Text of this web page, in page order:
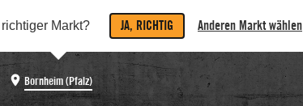
Markt? JA, RICHTIG Anderen Markt wählen
Bornheim (Pfalz)